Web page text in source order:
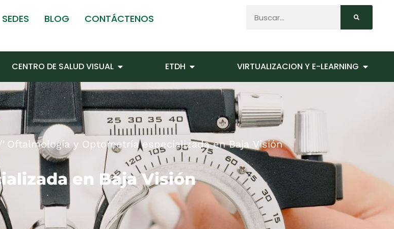
SEDES BLOG CONTÁCTENOS
CENTRO DE SALUD VISUAL ETDH VIRTUALIZACION Y E-LEARNING
Oftalmología y Optometría especializada en Baja Visión
en Baja Visión